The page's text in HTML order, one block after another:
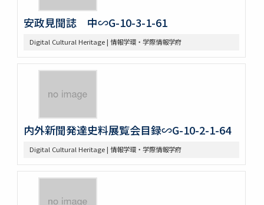
安政見聞誌 中∽G-10-3-1-61
Digital Cultural Heritage | 情報学環・学際情報学府
内外新聞発達史料展覧会目録∽G-10-2-1-64
Digital Cultural Heritage | 情報学環・学際情報学府